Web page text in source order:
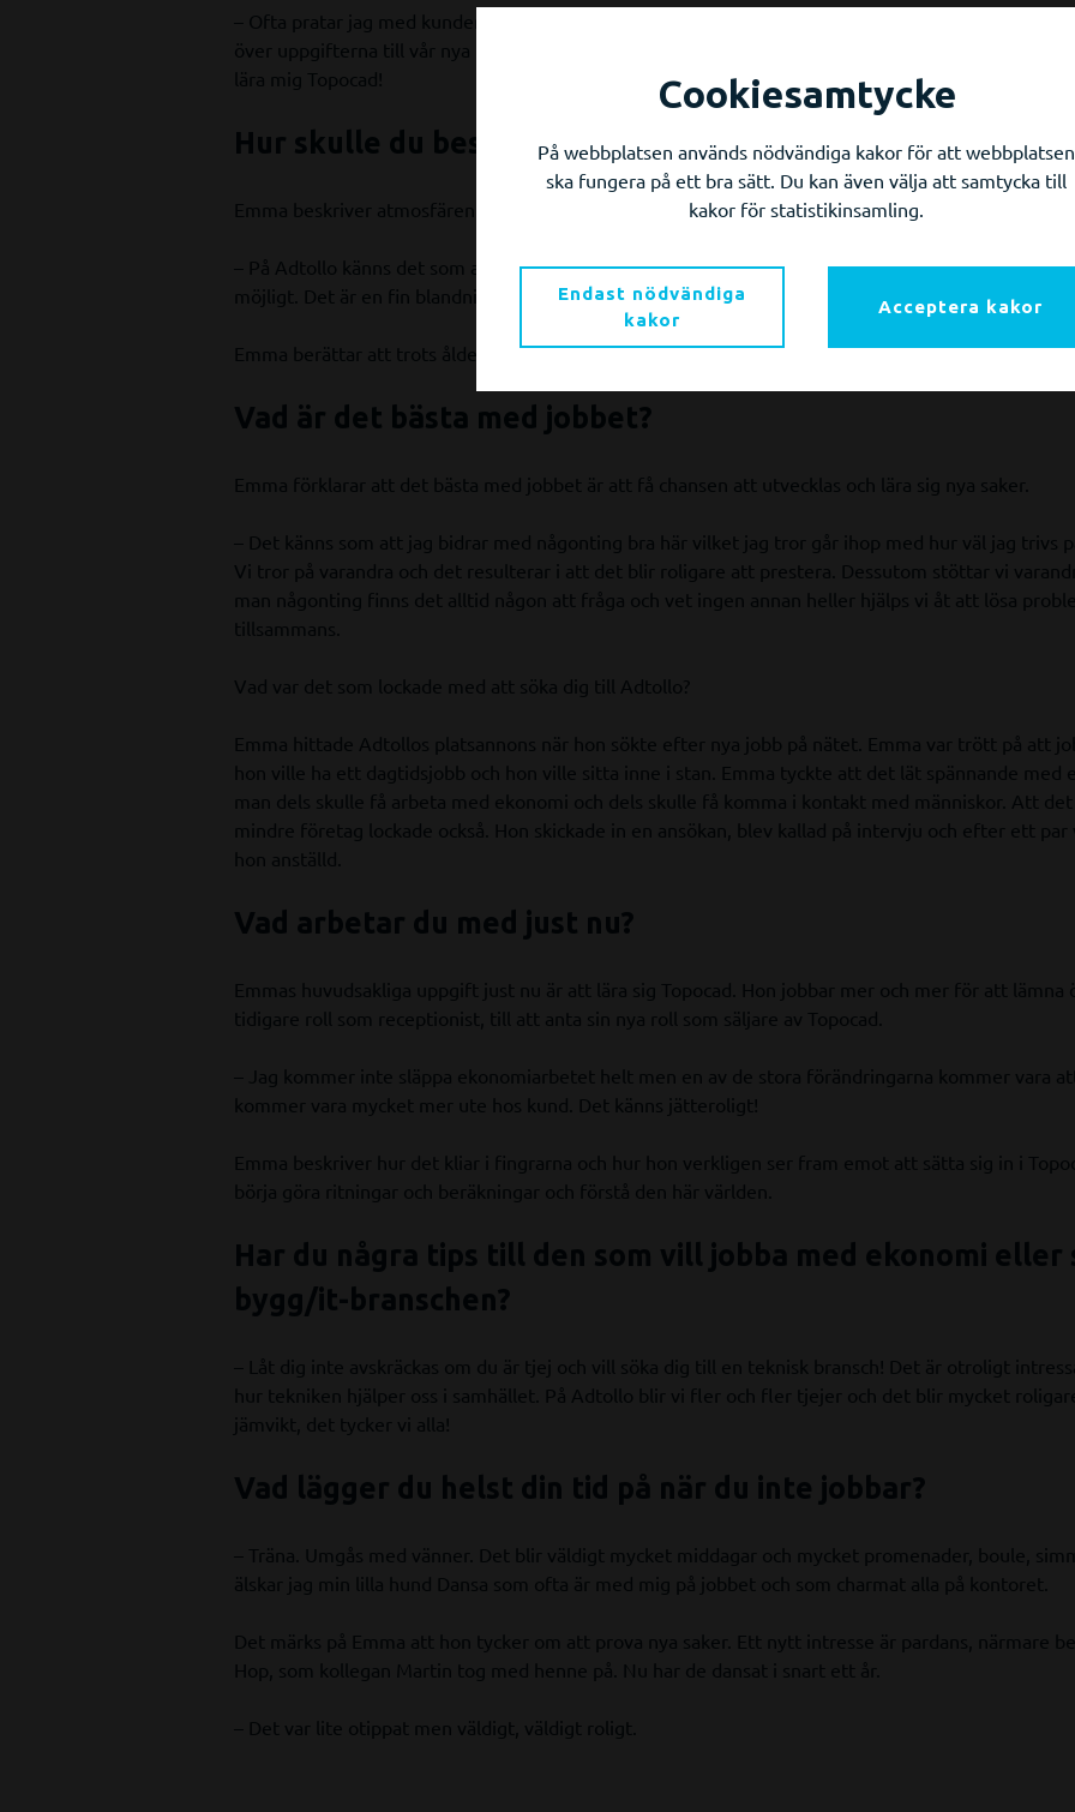
– Ofta pratar jag med kunder på telefon. Jag har fortfarande koll på receptionen där jag håller på
över uppgifterna till vår nya receptionist Natalie. Slutligen försöker jag lägga så mycket tid som
lära mig Topocad!
Hur skulle du beskriva atmosfären på Adtollo?
Emma beskriver atmosfären på Adtollo som väldigt familjär.
– På Adtollo känns det som att alla vet vilka mål vi jobbar mot och på vägen dit vill vi ha det så roligt
möjligt. Det är en fin blandning av att vara både kollegor och kompisar.
Emma berättar att trots åldersskillnaden så umgås alla med alla, vilket skapar en bra dynamik i
Vad är det bästa med jobbet?
Emma förklarar att det bästa med jobbet är att få chansen att utvecklas och lära sig nya saker.
– Det känns som att jag bidrar med någonting bra här vilket jag tror går ihop med hur väl jag trivs
Vi tror på varandra och det resulterar i att det blir roligare att prestera. Dessutom stöttar vi
man någonting finns det alltid någon att fråga och vet ingen annan heller hjälps vi åt att lösa
tillsammans.
Vad var det som lockade med att söka dig till Adtollo?
Emma hittade Adtollos platsannons när hon sökte efter nya jobb på nätet. Emma var trött på att
hon ville ha ett dagtidsjobb och hon ville sitta inne i stan. Emma tyckte att det lät spännande med
man dels skulle få arbeta med ekonomi och dels skulle få komma i kontakt med människor. Att
mindre företag lockade också. Hon skickade in en ansökan, blev kallad på intervju och efter ett par
hon anställd.
Vad arbetar du med just nu?
Emmas huvudsakliga uppgift just nu är att lära sig Topocad. Hon jobbar mer och mer för att lämna
tidigare roll som receptionist, till att anta sin nya roll som säljare av Topocad.
– Jag kommer inte släppa ekonomiarbetet helt men en av de stora förändringarna kommer vara
kommer vara mycket mer ute hos kund. Det känns jätteroligt!
Emma beskriver hur det kliar i fingrarna och hur hon verkligen ser fram emot att sätta sig in i
börja göra ritningar och beräkningar och förstå den här världen.
Har du några tips till den som vill jobba med ekonomi eller
bygg/it-branschen?
– Låt dig inte avskräckas om du är tjej och vill söka dig till en teknisk bransch! Det är otroligt
hur tekniken hjälper oss i samhället. På Adtollo blir vi fler och fler tjejer och det blir mycket
jämvikt, det tycker vi alla!
Vad lägger du helst din tid på när du inte jobbar?
– Träna. Umgås med vänner. Det blir väldigt mycket middagar och mycket promenader, boule,
älskar jag min lilla hund Dansa som ofta är med mig på jobbet och som charmat alla på kontoret.
Det märks på Emma att hon tycker om att prova nya saker. Ett nytt intresse är pardans, närmare
Hop, som kollegan Martin tog med henne på. Nu har de dansat i snart ett år.
– Det var lite otippat men väldigt, väldigt roligt.
Cookiesamtycke
På webbplatsen används nödvändiga kakor för att webbplatsen
ska fungera på ett bra sätt. Du kan även välja att samtycka till
kakor för statistikinsamling.
Endast nödvändiga
kakor
Acceptera kakor